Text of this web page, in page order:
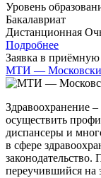
Уровень
Бакалавриат
Дистанционная
Подробнее
Заявка в
МТИ — Московский
Здравоохранение –
осуществить
диспансеры и
в сфере
переучившийся на